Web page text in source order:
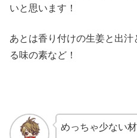
いと思います！
あとは香り付けの生姜と出汁
る味の素など！
めっちゃ少ない